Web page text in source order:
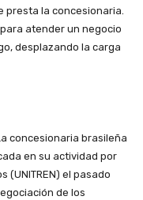
presta la concesionaria.
atender un negocio
desplazando la carga
concesionaria brasileña
en su actividad por
(UNITREN) el pasado
de los